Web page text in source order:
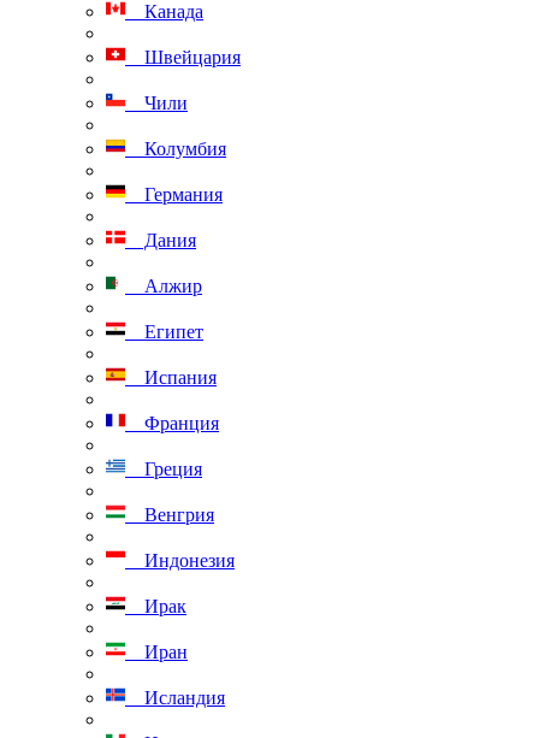
Канада
Швейцария
Чили
Колумбия
Германия
Дания
Алжир
Египет
Испания
Франция
Греция
Венгрия
Индонезия
Ирак
Иран
Исландия